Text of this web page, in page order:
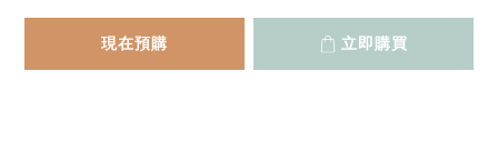
現在預購 立即購買